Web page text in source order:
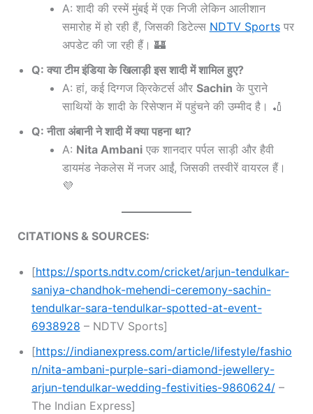
A: शादी की रस्में मुंबई में एक निजी लेकिन आलीशान
समारोह में हो रही हैं, जिसकी डिटेल्स NDTV Sportsपर
अपडेट की जा रही हैं। 🏰
Q: क्या टीम इंडिया के खिलाड़ी इस शादी में शामिल हुए?
A: हां, कई दिग्गज क्रिकेटर्स और Sachin के पुराने
साथियों के शादी के रिसेप्शन में पहुंचने की उम्मीद है। 🏏
Q: नीता अंबानी ने शादी में क्या पहना था?
A: Nita Ambaniएक शानदार पर्पल साड़ी और हैवी
डायमंड नेकलेस में नजर आईं, जिसकी तस्वीरें वायरल हैं।
💜
CITATIONS & SOURCES:
[https://sports.ndtv.com/cricket/arjun-tendulkar-
saniya-chandhok-mehendi-ceremony-sachin-
tendulkar-sara-tendulkar-spotted-at-event-
6938928 – NDTV Sports]
[https://indianexpress.com/article/lifestyle/fashio
n/nita-ambani-purple-sari-diamond-jewellery-
arjun-tendulkar-wedding-festivities-9860624/–
The Indian Express]